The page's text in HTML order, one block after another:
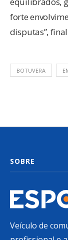
forte
disputas”,
BOTUVERA
SOBRE
Veículo de